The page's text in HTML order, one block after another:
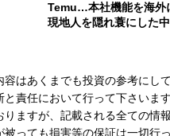
Temu…本社機能を海外
現地人を隠れ蓑にした
はあくまでも投資の参考にし
と責任において行って下さいま
ますが、記載される全ての情
っても損害等の保証は一切行